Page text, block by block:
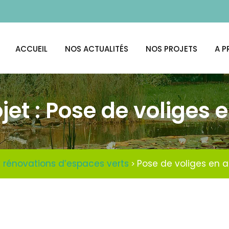
ACCUEIL NOS ACTUALITÉS NOS PROJETS A
:Pose de voliges
d’espaces verts > Pose de voliges en